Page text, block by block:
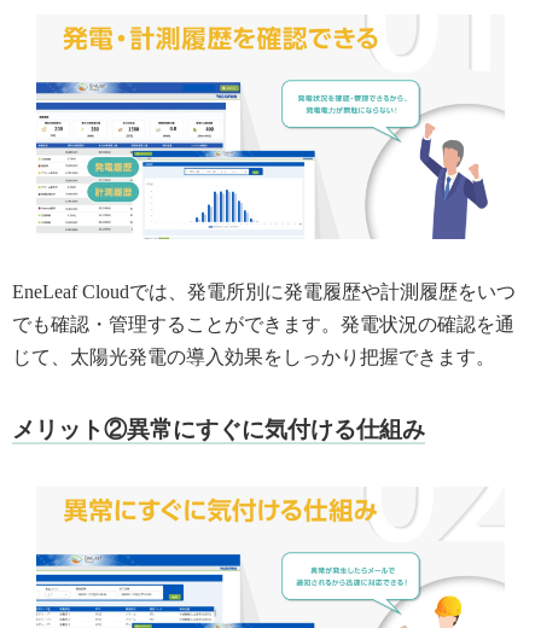
EneLeaf Cloudでは、発電所別に発電履歴や計測履歴をいつ
でも確認・管理することができます。発電状況の確認を通
じて、太陽光発電の導入効果をしっかり把握できます。
メリット②異常にすぐに気付ける仕組み